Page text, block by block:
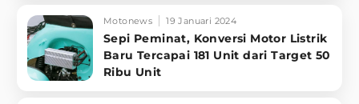
Motonews 19 Januari 2024
Sepi Peminat, Konversi Motor Listrik
Baru Tercapai 181 Unit dari Target 50
Ribu Unit